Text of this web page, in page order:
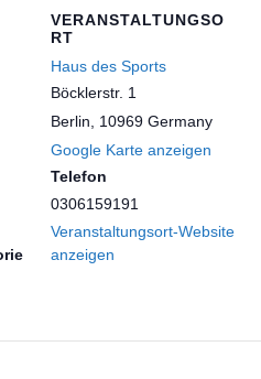
VERANSTALTUNGSO
RT
Haus des Sports
Böcklerstr. 1
Berlin
10969 Germany
Google Karte anzeigen
Telefon
0306159191
Veranstaltungsort-Website
anzeigen